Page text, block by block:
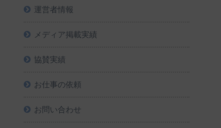
運営者情報
メディア掲載実績
協賛実績
お仕事の依頼
お問い合わせ